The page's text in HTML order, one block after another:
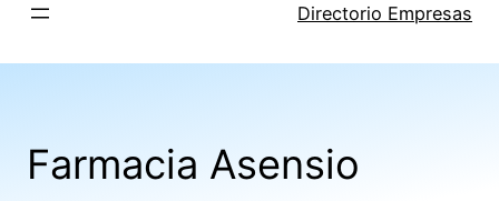
Saltar
Directorio Empresas
Farmacia Asensio